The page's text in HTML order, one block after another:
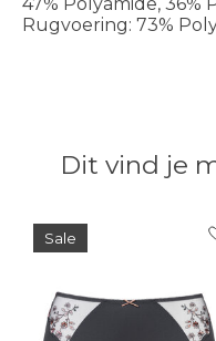
Rugvoering: 73%
Dit vind je
Items van
Sale